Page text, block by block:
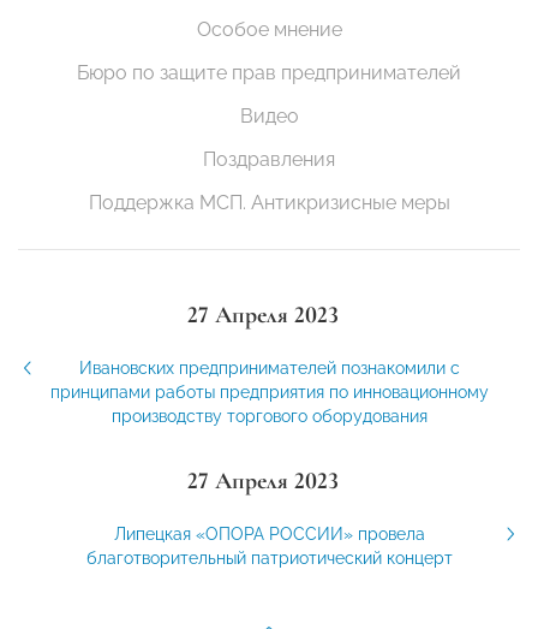
Особое мнение
Бюро по защите прав предпринимателей
Видео
Поздравления
Поддержка МСП. Антикризисные меры
27 Апреля 2023
Ивановских предпринимателей познакомили с
принципами работы предприятия по инновационному
производству торгового оборудования
27 Апреля 2023
Липецкая «ОПОРА РОССИИ» провела
благотворительный патриотический концерт